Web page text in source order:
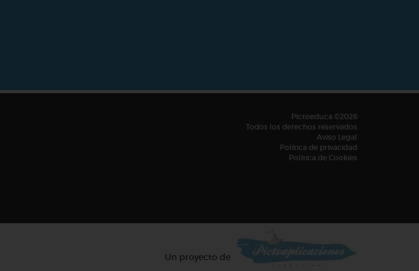
Pictoeduca ©2026
Todos los derechos reservados
Aviso Legal
Política de privacidad
Política de Cookies
Un proyecto de